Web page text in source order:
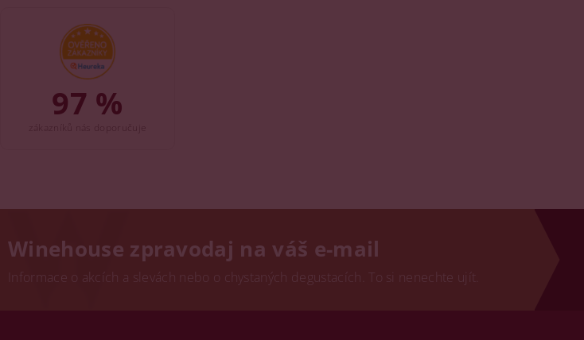
97 %
Winehouse zpravodaj na váš e-mail
Informace o akcích a slevách nebo o chystaných degustacích. To si nenechte ujít.